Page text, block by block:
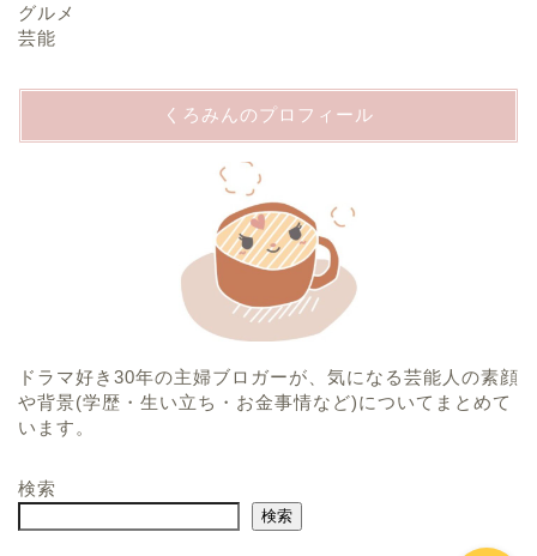
グルメ
芸能
くろみんのプロフィール
ドラマ好き30年の主婦ブロガーが、気になる芸能人の素顔
や背景(学歴・生い立ち・お金事情など)についてまとめて
います。
検索
検索
プロフィール
運営者情報